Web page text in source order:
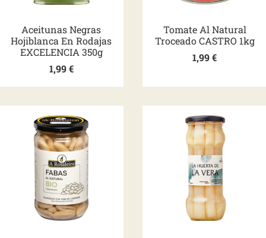
Aceitunas Negras
Hojiblanca En Rodajas
EXCELENCIA 350g
1,99€
Tomate Al Natural
Troceado CASTRO 1kg
1,99€